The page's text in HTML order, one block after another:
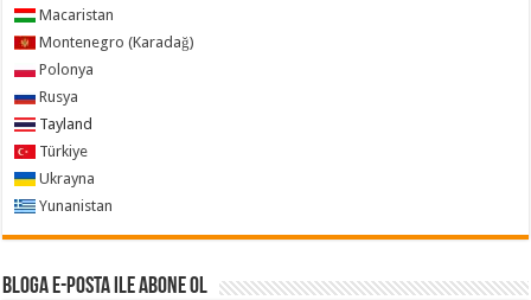
Macaristan
Montenegro (Karadağ)
Polonya
Rusya
Tayland
Türkiye
Ukrayna
Yunanistan
Bloga e-posta ile abone ol